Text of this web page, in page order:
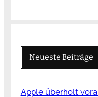
Neueste Beiträge
Apple überholt